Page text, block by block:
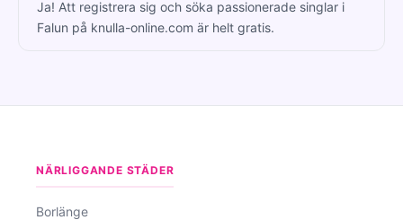
Ja! Att registrera sig och söka passionerade singlar i
Falun på knulla-online.com är helt gratis.
NÄRLIGGANDE STÄDER
Borlänge